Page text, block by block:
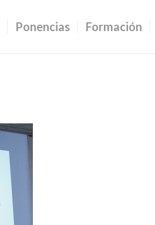
Ponencias Formación